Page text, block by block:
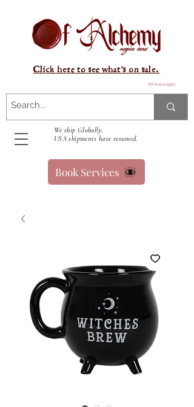
Winkelwagen
We ship Globally.
USA shipments have resumed.
Click here to see what's on sale.
Book Services